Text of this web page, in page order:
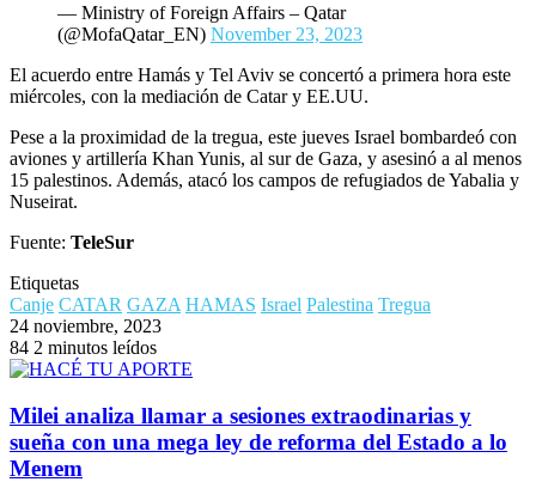
— Ministry of Foreign Affairs – Qatar
(@MofaQatar_EN) November 23, 2023
El acuerdo entre Hamás y Tel Aviv se concertó a primera hora este
miércoles, con la mediación de Catar y EE.UU.
Pese a la proximidad de la tregua, este jueves Israel bombardeó con
aviones y artillería Khan Yunis, al sur de Gaza, y asesinó a al menos
15 palestinos. Además, atacó los campos de refugiados de Yabalia y
Nuseirat.
Fuente: TeleSur
Etiquetas
Canje CATAR GAZA HAMAS Israel Palestina Tregua
24 noviembre, 2023
84 2 minutos leídos
Milei analiza llamar a sesiones extraodinarias y
sueña con una mega ley de reforma del Estado a lo
Menem